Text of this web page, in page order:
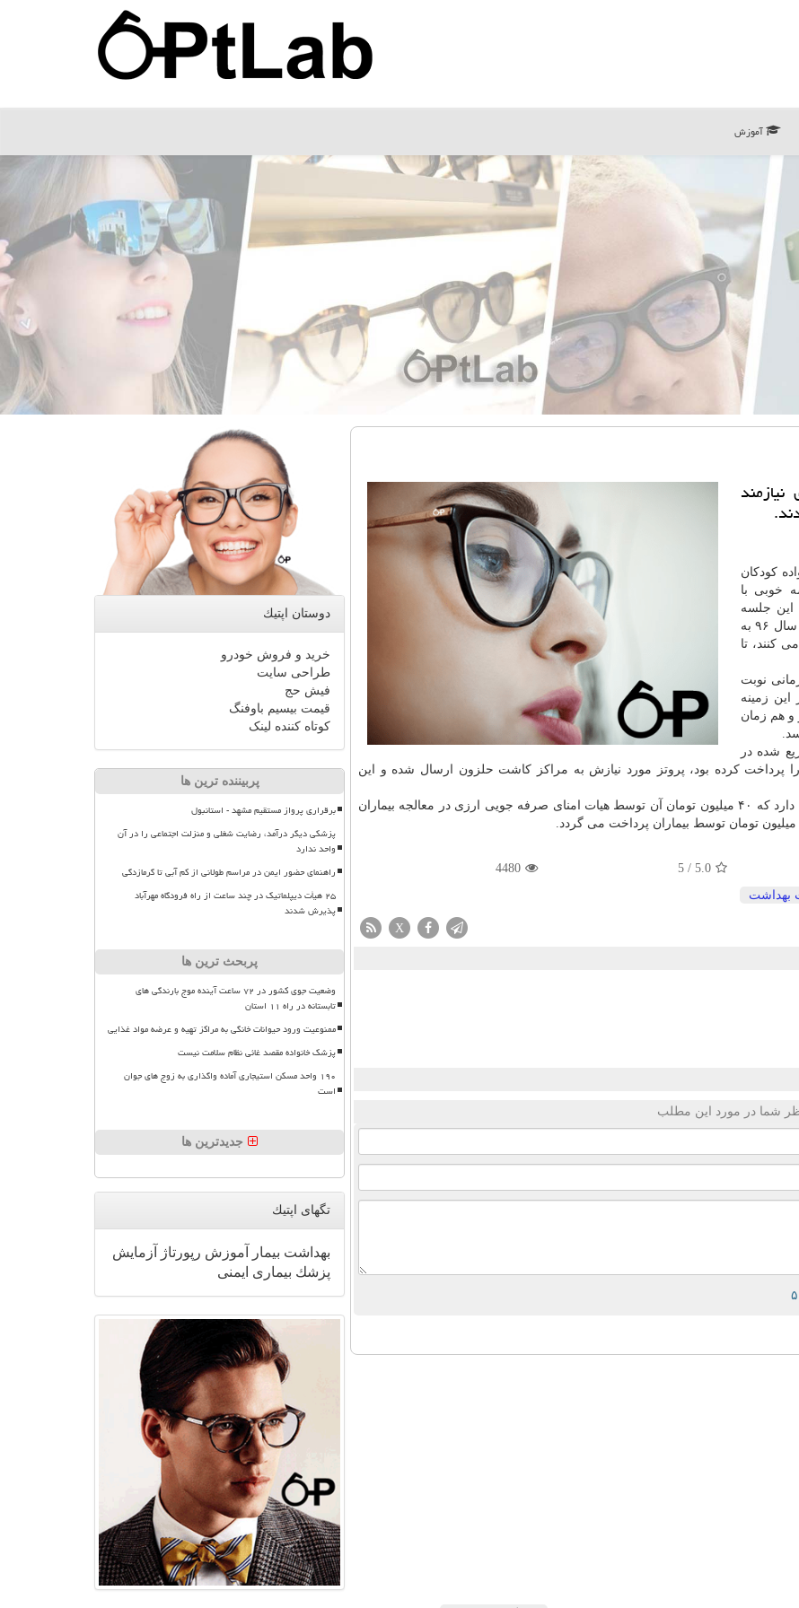
آموزش
كودكان
خوبی با
این جلسه
مقرر شد پروتزهای خانواده هایی كه سهم خویش را تا آخر سال ۹۶ به
كنند، تا
نوبت
زمینه
هم زمان
شده در
پرداخت كرده بود، پروتز مورد نیازش به مراكز كاشت حلزون ارسال شده و این
كاشت حلزون شنوایی برای بیماران ۴۶ میلیون تومان هزینه دارد كه ۴۰ میلیون تومان آن توسط هیات امنای صرفه جویی ارزی در معالجه بیماران
5.0
/
5
4480
بهداشت
X
شما در مورد این مطلب
دوستان اپتیك
خرید و فروش خودرو
طراحی سایت
فیش حج
قیمت بیسیم باوفنگ
کوتاه کننده لینک
پربیننده ترین ها
برقراری پرواز مستقیم مشهد - استانبول
پزشکی دیگر درآمد، رضایت شغلی و منزلت اجتماعی را در آن
واحد ندارد
راهنمای حضور ایمن در مراسم طولانی از کم آبی تا گرمازدگی
۲۵ هیأت دیپلماتیک در چند ساعت از راه فرودگاه مهرآباد
پذیرش شدند
پربحث ترین ها
وضعیت جوی کشور در ۷۲ ساعت آینده موج بارندگی های
تابستانه در راه ۱۱ استان
ممنوعیت ورود حیوانات خانگی به مراکز تهیه و عرضه مواد غذایی
پزشک خانواده مقصد غائی نظام سلامت نیست
۱۹۰ واحد مسکن استیجاری آماده واگذاری به زوج های جوان
است
جدیدترین ها
تگهای اپتیك
بهداشت بیمار آموزش رپورتاژ
آزمایش
پزشك بیماری ایمنی